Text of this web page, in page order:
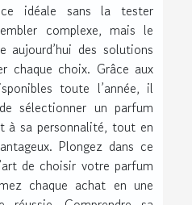
idéale sans la tester
complexe, mais le
aujourd’hui des solutions
chaque choix. Grâce aux
toute l’année, il
sélectionner un parfum
à sa personnalité, tout en
Plongez dans ce
de choisir votre parfum
chaque achat en une